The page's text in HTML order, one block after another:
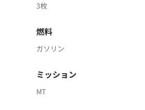
3枚
燃料
ガソリン
ミッション
MT